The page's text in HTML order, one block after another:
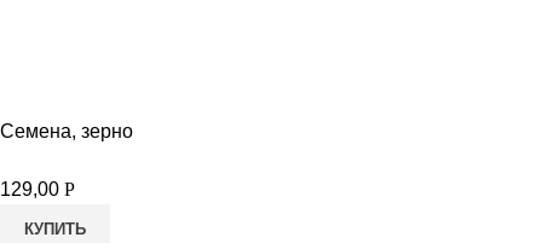
Семена, зерно
129,00 Р
КУПИТЬ